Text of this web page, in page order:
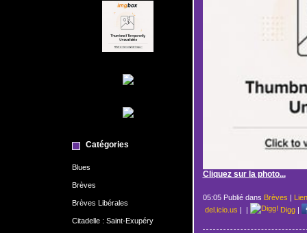
Catégories
Blues
Brèves
Brèves Libérales
Citadelle : Saint-Exupéry
Cliquez sur la photo...
05:05 Publié dans Brèves |
del.icio.us | | Digg|